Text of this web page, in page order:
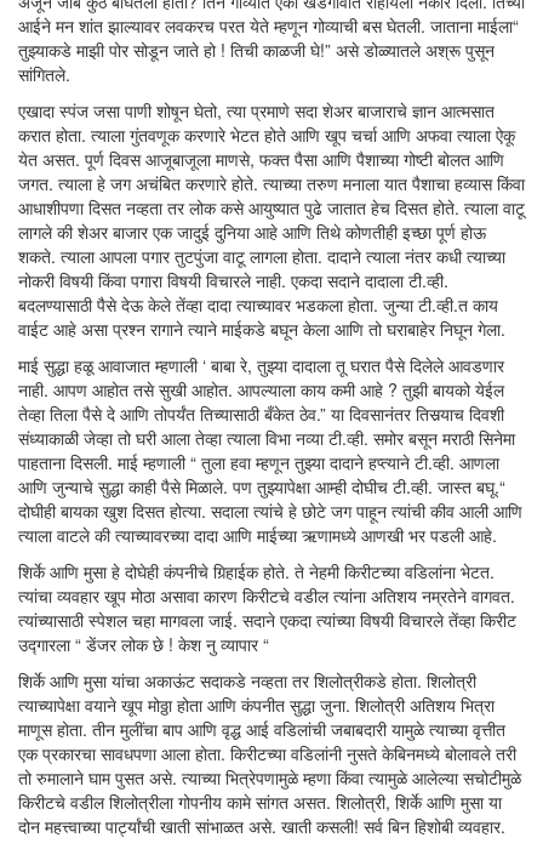
आईने मन शांत झाल्यावर लवकरच परत येते म्हणून गोव्याची बस घेतली. जाताना माईला“
तुझ्याकडे माझी पोर सोडून जाते हो ! तिची काळजी घे!” असे डोळ्यातले अश्रू पुसून
सांगितले.
एखादा स्पंज जसा पाणी शोषून घेतो, त्या प्रमाणे सदा शेअर बाजाराचे ज्ञान आत्मसात
करात होता. त्याला गुंतवणूक करणारे भेटत होते आणि खूप चर्चा आणि अफवा त्याला ऐकू
येत असत. पूर्ण दिवस आजूबाजूला माणसे, फक्त पैसा आणि पैशाच्या गोष्टी बोलत आणि
जगत. त्याला हे जग अचंबित करणारे होते. त्याच्या तरुण मनाला यात पैशाचा हव्यास किंवा
आधाशीपणा दिसत नव्हता तर लोक कसे आयुष्यात पुढे जातात हेच दिसत होते. त्याला वाटू
लागले की शेअर बाजार एक जादुई दुनिया आहे आणि तिथे कोणतीही इच्छा पूर्ण होऊ
शकते. त्याला आपला पगार तुटपुंजा वाटू लागला होता. दादाने त्याला नंतर कधी त्याच्या
नोकरी विषयी किंवा पगारा विषयी विचारले नाही. एकदा सदाने दादाला टी.व्ही.
बदलण्यासाठी पैसे देऊ केले तेंव्हा दादा त्याच्यावर भडकला होता. जुन्या टी.व्ही.त काय
वाईट आहे असा प्रश्न रागाने त्याने माईकडे बघून केला आणि तो घराबाहेर निघून गेला.
माई सुद्धा हळू आवाजात म्हणाली ‘ बाबा रे, तुझ्या दादाला तू घरात पैसे दिलेले आवडणार
नाही. आपण आहोत तसे सुखी आहोत. आपल्याला काय कमी आहे ? तुझी बायको येईल
तेव्हा तिला पैसे दे आणि तोपर्यंत तिच्यासाठी बँकेत ठेव.” या दिवसानंतर तिसर्‍याच दिवशी
संध्याकाळी जेव्हा तो घरी आला तेव्हा त्याला विभा नव्या टी.व्ही. समोर बसून मराठी सिनेमा
पाहताना दिसली. माई म्हणाली “ तुला हवा म्हणून तुझ्या दादाने हप्त्याने टी.व्ही. आणला
आणि जुन्याचे सुद्धा काही पैसे मिळाले. पण तुझ्यापेक्षा आम्ही दोघीच टी.व्ही. जास्त बघू.“
दोघीही बायका खुश दिसत होत्या. सदाला त्यांचे हे छोटे जग पाहून त्यांची कीव आली आणि
त्याला वाटले की त्याच्यावरच्या दादा आणि माईच्या ऋणामध्ये आणखी भर पडली आहे.
शिर्के आणि मुसा हे दोघेही कंपनीचे गिर्‍हाईक होते. ते नेहमी किरीटच्या वडिलांना भेटत.
त्यांचा व्यवहार खूप मोठा असावा कारण किरीटचे वडील त्यांना अतिशय नम्रतेने वागवत.
त्यांच्यासाठी स्पेशल चहा मागवला जाई. सदाने एकदा त्यांच्या विषयी विचारले तेंव्हा किरीट
उद्गारला “ डेंजर लोक छे ! केश नु व्यापार “
शिर्के आणि मुसा यांचा अकाऊंट सदाकडे नव्हता तर शिलोत्रीकडे होता. शिलोत्री
त्याच्यापेक्षा वयाने खूप मोठ्ठा होता आणि कंपनीत सुद्धा जुना. शिलोत्री अतिशय भित्रा
माणूस होता. तीन मुलींचा बाप आणि वृद्ध आई वडिलांची जबाबदारी यामुळे त्याच्या वृत्तीत
एक प्रकारचा सावधपणा आला होता. किरीटच्या वडिलांनी नुसते केबिनमध्ये बोलावले तरी
तो रुमालाने घाम पुसत असे. त्याच्या भित्रेपणामुळे म्हणा किंवा त्यामुळे आलेल्या सचोटीमुळे
किरीटचे वडील शिलोत्रीला गोपनीय कामे सांगत असत. शिलोत्री, शिर्के आणि मुसा या
दोन महत्त्वाच्या पार्ट्यांची खाती सांभाळत असे. खाती कसली! सर्व बिन हिशोबी व्यवहार.